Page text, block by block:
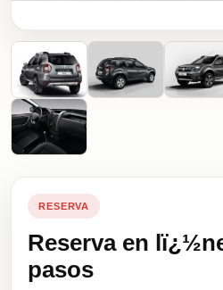
RESERVA
Reserva en
pasos